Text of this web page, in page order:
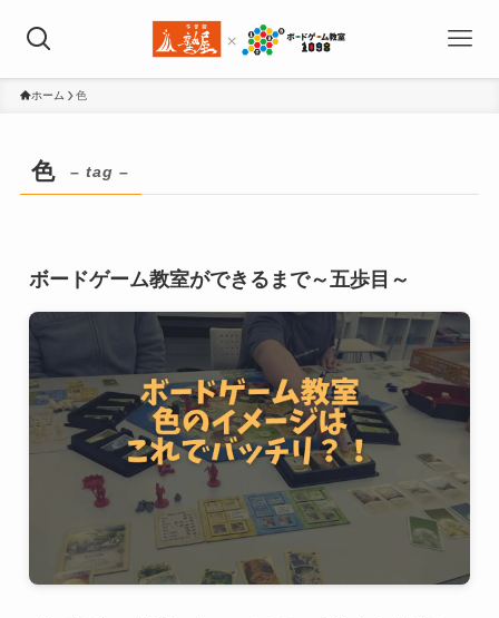
ホーム 色
色 – tag –
ボードゲーム教室ができるまで～五歩目～